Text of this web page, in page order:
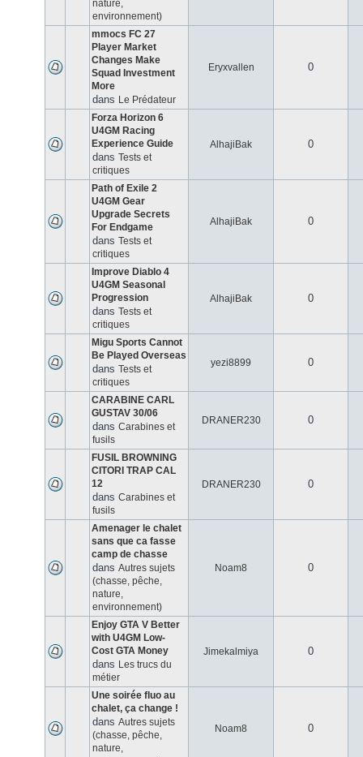
nature,
environnement)
mmocs FC 27
Player Market
Changes Make
Squad Investment
More
dans Le Prédateur
Eryxvallen 0
Forza Horizon 6
U4GM Racing
Experience Guide
dans Tests et
critiques
AlhajiBak 0
Path of Exile 2
U4GM Gear
Upgrade Secrets
For Endgame
dans Tests et
critiques
AlhajiBak 0
Improve Diablo 4
U4GM Seasonal
Progression
dans Tests et
critiques
AlhajiBak 0
Migu Sports Cannot
Be Played Overseas
dans Tests et
critiques
yezi8899 0
CARABINE CARL
GUSTAV 30/06
dans Carabines et
fusils
DRANER230 0
FUSIL BROWNING
CITORI TRAP CAL
12
dans Carabines et
fusils
DRANER230 0
Amenager le chalet
sans que ca fasse
camp de chasse
dans Autres sujets
(chasse, pêche,
nature,
environnement)
Noam8 0
Enjoy GTA V Better
with U4GM Low-
Cost GTA Money
dans Les trucs du
métier
Jimekalmiya 0
Une soirée fluo au
chalet, ça change !
dans Autres sujets
(chasse, pêche,
nature,
Noam8 0